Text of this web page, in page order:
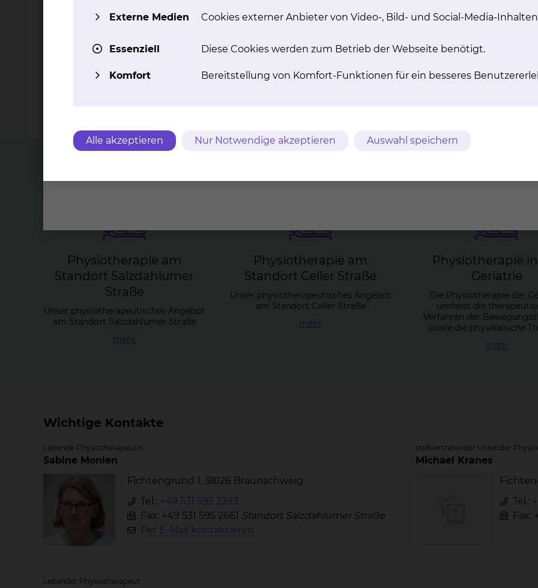
Die Physiotherapeuten des Städtischen Klinikums Braunschweig decken das gesamte breit
behandelnden Erkrankungen ab. Die Therapiemethoden finden Sie unter dem Punkt
Phy­sio­the­ra­pie am
Stand­ort Salz­dah­lu­mer
Stra­ße
Unser physiotherapeutisches Angebot
am Standort Salzdahlumer Straße
mehr
Phy­sio­the­ra­pie am
Stand­ort Cel­ler Stra­ße
Unser physiotherapeutisches Angebot
am Standort Celler Straße
mehr
Phy­sio­the­ra­pie
Ger­ia­trie
Die Physiotherapie der
umfasst die
Verfahren der
sowie die physikalische
mehr
Wichtige Kontakte
Leitende Physiotherapeutin
Sabine Monien
Fichtengrund 1, 38126 Braunschweig
Tel.: +49 531 595 2393
Fax: +49 531 595 2661 Standort Salzdahlumer Straße
Per E-Mail kontaktieren
stellvertretender Leitender
Michael Kranes
Tel.:
Fax:
Leitender Physiotherapeut
Externe Medien Cookies externer Anbieter von Video-, Bild- und Social-Media-
Essenziell Diese Cookies werden zum Betrieb der Webseite benötigt.
Komfort Bereitstellung von Komfort-Funktionen für ein besseres
Alle akzeptieren Nur Notwendige akzeptieren Auswahl speichern